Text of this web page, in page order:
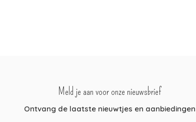
Meld je aan voor onze nieuwsbrief
Ontvang de laatste nieuwtjes en aanbiedingen